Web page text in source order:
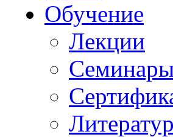
Обучение
Лекции